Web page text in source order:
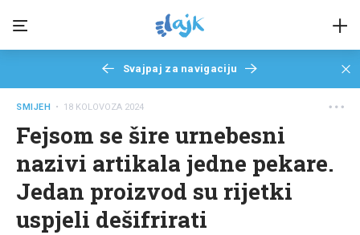
Svajpaj za navigaciju
SMIJEH • 18 KOLOVOZA 2024
Fejsom se šire urnebesni
nazivi artikala jedne pekare.
Jedan proizvod su rijetki
uspjeli dešifrirati